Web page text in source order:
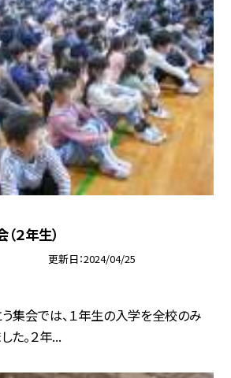
２年生）
更新日 2024/04/25
集会では、１年生の入学を全校のみ
た。２年...